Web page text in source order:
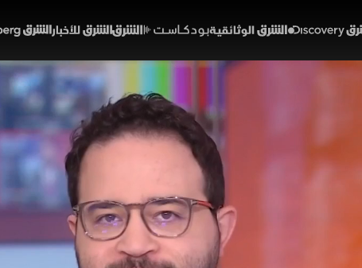
يبلغ ذروته..
40:46
السنوي في أميركا أعلى مستوياته منذ سنوات مدفوعاً
إيران، وأدى رفض ترمب للمقترح الأخير إلى زيادة مكاسب
محللون على صمود الأسواق بفضل زخم أرباح شركات